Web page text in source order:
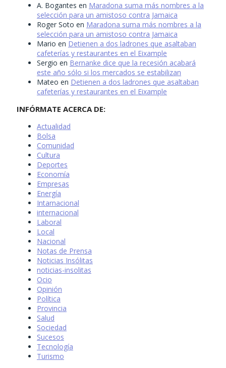
A. Bogantes en Maradona suma más nombres a la
selección para un amistoso contra Jamaica
Roger Soto en Maradona suma más nombres a la
selección para un amistoso contra Jamaica
Mario en Detienen a dos ladrones que asaltaban
cafeterías y restaurantes en el Eixample
Sergio en Bernanke dice que la recesión acabará
este año sólo si los mercados se estabilizan
Mateo en Detienen a dos ladrones que asaltaban
cafeterías y restaurantes en el Eixample
INFÓRMATE ACERCA DE:
Actualidad
Bolsa
Comunidad
Cultura
Deportes
Economía
Empresas
Energía
Intarnacional
internacional
Laboral
Local
Nacional
Notas de Prensa
Noticias Insólitas
noticias-insolitas
Ocio
Opinión
Política
Provincia
Salud
Sociedad
Sucesos
Tecnología
Turismo